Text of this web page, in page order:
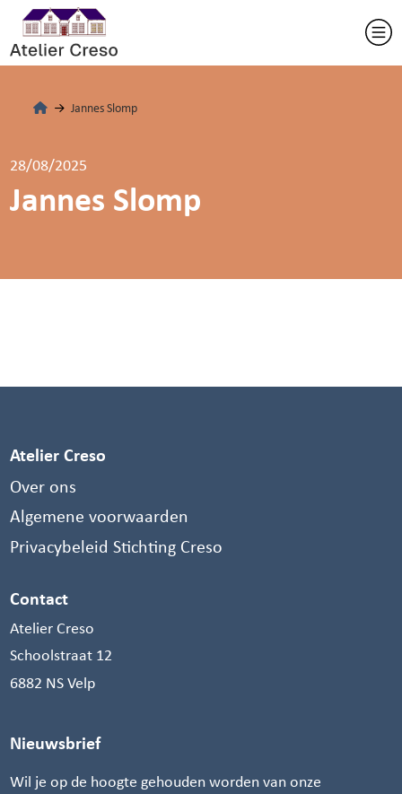
Jannes Slomp
28/08/2025
Jannes Slomp
Atelier Creso
Over ons
Algemene voorwaarden
Privacybeleid Stichting Creso
Contact
Atelier Creso
Schoolstraat 12
6882 NS Velp
Nieuwsbrief
Wil je op de hoogte gehouden worden van onze